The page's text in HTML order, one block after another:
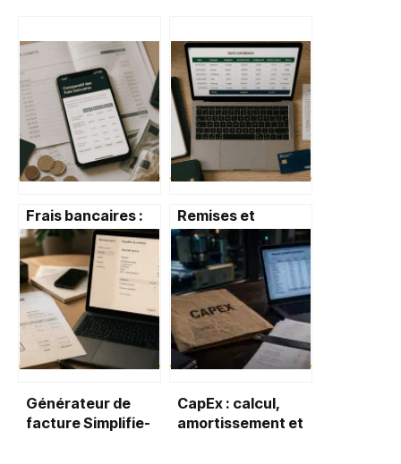
Frais bancaires :
comment
économiser
jusqu’à 296€ par
an en changeant
d’établissement ?
Remises et
Réductions : le
cashback est-il
rentable ou risqué
?
Générateur de
facture Simplifie-
CapEx : calcul,
amortissement et